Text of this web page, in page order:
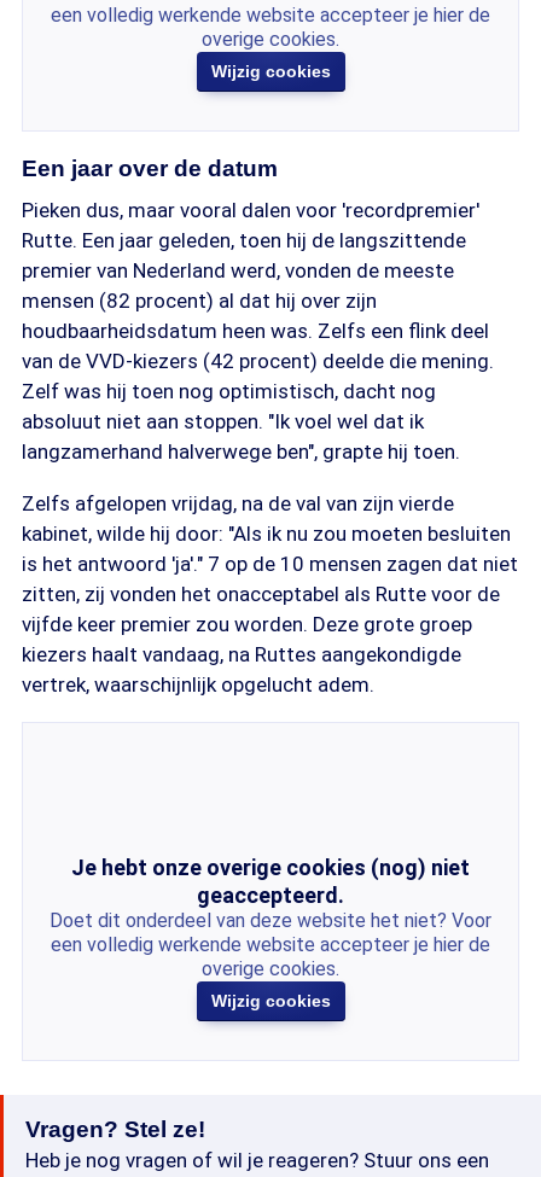
een volledig werkende website accepteer je hier de
overige cookies.
Wijzig cookies
Een jaar over de datum
Pieken dus, maar vooral dalen voor 'recordpremier'
Rutte. Een jaar geleden, toen hij de langszittende
premier van Nederland werd, vonden de meeste
mensen (82 procent) al dat hij over zijn
houdbaarheidsdatum heen was. Zelfs een flink deel
van de VVD-kiezers (42 procent) deelde die mening.
Zelf was hij toen nog optimistisch, dacht nog
absoluut niet aan stoppen. "Ik voel wel dat ik
langzamerhand halverwege ben", grapte hij toen.
Zelfs afgelopen vrijdag, na de val van zijn vierde
kabinet, wilde hij door: "Als ik nu zou moeten besluiten
is het antwoord 'ja'." 7 op de 10 mensen zagen dat niet
zitten, zij vonden het onacceptabel als Rutte voor de
vijfde keer premier zou worden. Deze grote groep
kiezers haalt vandaag, na Ruttes aangekondigde
vertrek, waarschijnlijk opgelucht adem.
Je hebt onze overige cookies (nog) niet
geaccepteerd.
Doet dit onderdeel van deze website het niet? Voor
een volledig werkende website accepteer je hier de
overige cookies.
Wijzig cookies
Vragen? Stel ze!
Heb je nog vragen of wil je reageren? Stuur ons een